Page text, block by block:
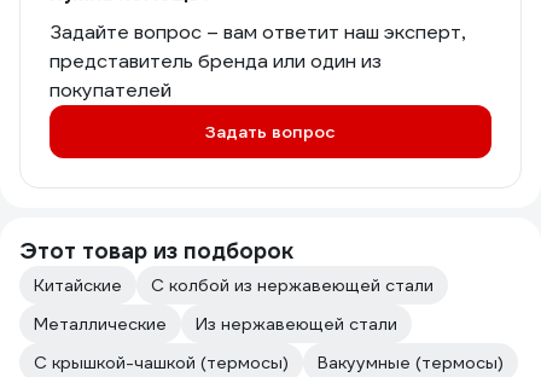
Задайте вопрос – вам ответит наш эксперт,
представитель бренда или один из
покупателей
Задать вопрос
Этот товар из подборок
Китайские
С колбой из нержавеющей стали
Металлические
Из нержавеющей стали
С крышкой-чашкой (термосы)
Вакуумные (термосы)